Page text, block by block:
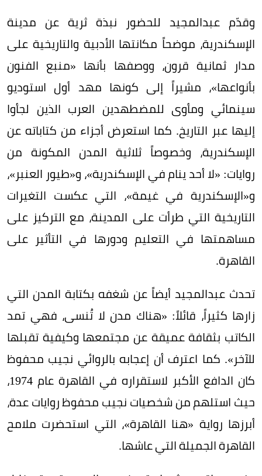
وقدّم عبدالمجيد للحضور نبذة ثرية عن مدينة
الإسكندرية، موضحاً مكانتها الأدبية والتاريخية على
مدار ثمانية قرون، ووصفها بأنها «منبع الفنون
بأنواعها»، مشيراً إلى كونها مهد أول استوديو
سينمائي ومأوى للمضطهدين العرب الذين لجأوا
إليها عبر التاريخ. كما استعرض أجزاء من كتاباته عن
الإسكندرية، وخصوصاً ثلاثية المدن المكونة من
روايات: «لا أحد ينام في الإسكندرية»، و«طيور العنبر»،
و«الإسكندرية في غيمة»، التي عكست التغيرات
التاريخية التي طرأت على المدينة، مع التركيز على
مساهمتها في التعليم ودورها في التأثير على
القاهرة.
تحدث عبدالمجيد أيضاً عن شغفه بكتابة المدن التي
زارها كثيراً، قائلاً: «هناك مدن لا تُنسى، فهي تمد
الكاتب بثقافة عميقة عن مجتمعها وكيفية تقبلها
للآخر». كما اعترف أن إعجابه بالروائي نجيب محفوظ
كان الدافع الأكبر لاستقراره في القاهرة عام 1974،
حيث استلهم من شخصيات نجيب محفوظ روايات عدة،
أبرزها رواية «هنا القاهرة»، التي استحضرت ملامح
القاهرة الجميلة التي عاشها.